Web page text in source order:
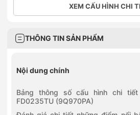
XEM CẤU HÌNH CHI
THÔNG TIN SẢN PHẨM
Nội dung chính
Bảng thông số cấu hình chi
FD0235TU (9Q970PA)